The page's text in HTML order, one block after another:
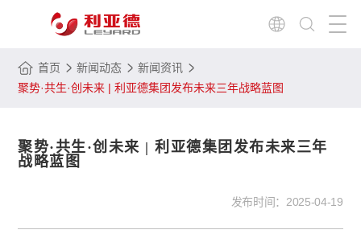
首页 新闻动态
新闻资讯
聚势·共生·创未来 | 利亚德集团发布未来三年战略蓝图
聚势·共生·创未来 | 利亚德集团发布未来三年
战略蓝图
发布时间： 2025-04-19